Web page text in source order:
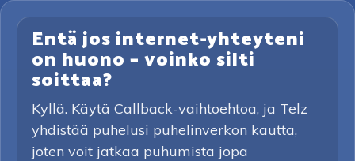
Entä jos internet-yhteyteni
on huono – voinko silti
soittaa?
Kyllä. Käytä Callback-vaihtoehtoa, ja Telz
yhdistää puhelusi puhelinverkon kautta,
joten voit jatkaa puhumista jopa